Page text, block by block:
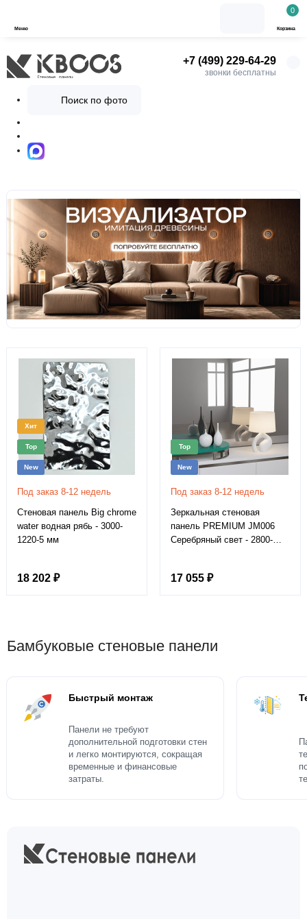
+7 (499) 229-64-29
звонки бесплатны
Поиск по фото
Меню
0
Корзина
Хит
Top
New
Под заказ 8-12 недель
Стеновая панель Big chrome
water водная рябь - 3000-
1220-5 мм
18 202 ₽
Top
New
Под заказ 8-12 недель
Зеркальная стеновая
панель PREMIUM JM006
Серебряный свет - 2800-
17 055 ₽
Бамбуковые стеновые панели
Быстрый монтаж
Панели не требуют
дополнительной подготовки стен
и легко монтируются, сокращая
временные и финансовые
затраты.